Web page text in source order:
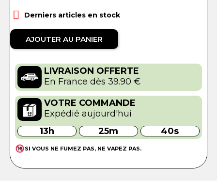
 Derniers articles en stock
AJOUTER AU PANIER
LIVRAISON OFFERTE
En France dès 39.90 €
VOTRE COMMANDE
Expédié aujourd'hui
13h
25m 40s
SI VOUS NE FUMEZ PAS, NE VAPEZ PAS.